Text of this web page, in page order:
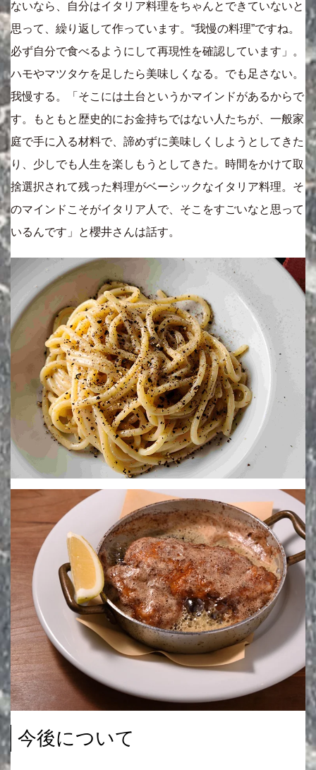
ないなら、自分はイタリア料理をちゃんとできていないと
思って、繰り返して作っています。“我慢の料理”ですね。
必ず自分で食べるようにして再現性を確認しています」。
ハモやマツタケを足したら美味しくなる。でも足さない。
我慢する。「そこには土台というかマインドがあるからで
す。もともと歴史的にお金持ちではない人たちが、一般家
庭で手に入る材料で、諦めずに美味しくしようとしてきた
り、少しでも人生を楽しもうとしてきた。時間をかけて取
捨選択されて残った料理がベーシックなイタリア料理。そ
のマインドこそがイタリア人で、そこをすごいなと思って
いるんです」と櫻井さんは話す。
今後について